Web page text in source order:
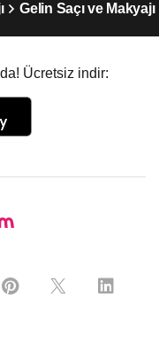
Gelin Saçı ve Makyajı
Ücretsiz indir: